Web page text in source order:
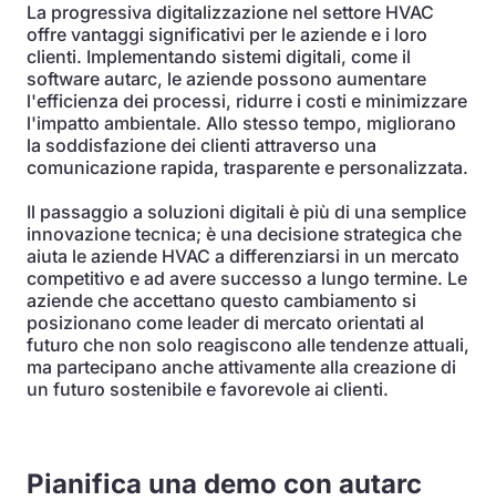
La progressiva digitalizzazione nel settore HVAC
offre vantaggi significativi per le aziende e i loro
clienti. Implementando sistemi digitali, come il
software autarc, le aziende possono aumentare
l'efficienza dei processi, ridurre i costi e minimizzare
l'impatto ambientale. Allo stesso tempo, migliorano
la soddisfazione dei clienti attraverso una
comunicazione rapida, trasparente e personalizzata.
Il passaggio a soluzioni digitali è più di una semplice
innovazione tecnica; è una decisione strategica che
aiuta le aziende HVAC a differenziarsi in un mercato
competitivo e ad avere successo a lungo termine. Le
aziende che accettano questo cambiamento si
posizionano come leader di mercato orientati al
futuro che non solo reagiscono alle tendenze attuali,
ma partecipano anche attivamente alla creazione di
un futuro sostenibile e favorevole ai clienti.
Pianifica una demo con autarc